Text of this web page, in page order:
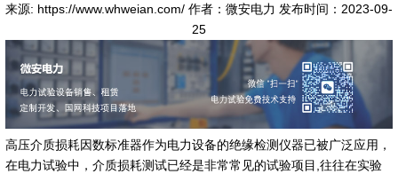
来源: https://www.whweian.com/ 作者：微安电力 发布时间：2023-09-
25
高压介质损耗因数标准器作为电力设备的绝缘检测仪器已被广泛应用，
在电力试验中，介质损耗测试已经是非常常见的试验项目,往往在实验